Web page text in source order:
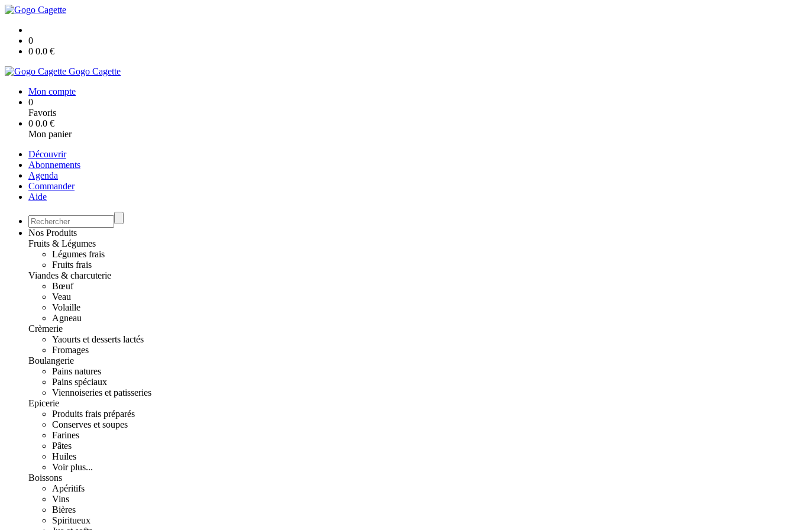
0
0 0.0 €
Gogo Cagette
Mon compte
0
Favoris
0 0.0 €
Mon panier
Découvrir
Abonnements
Agenda
Commander
Aide
Nos Produits
Fruits & Légumes
Légumes frais
Fruits frais
Viandes & charcuterie
Bœuf
Veau
Volaille
Agneau
Crèmerie
Yaourts et desserts lactés
Fromages
Boulangerie
Pains natures
Pains spéciaux
Viennoiseries et patisseries
Epicerie
Produits frais préparés
Conserves et soupes
Farines
Pâtes
Huiles
Voir plus...
Boissons
Apéritifs
Vins
Bières
Spiritueux